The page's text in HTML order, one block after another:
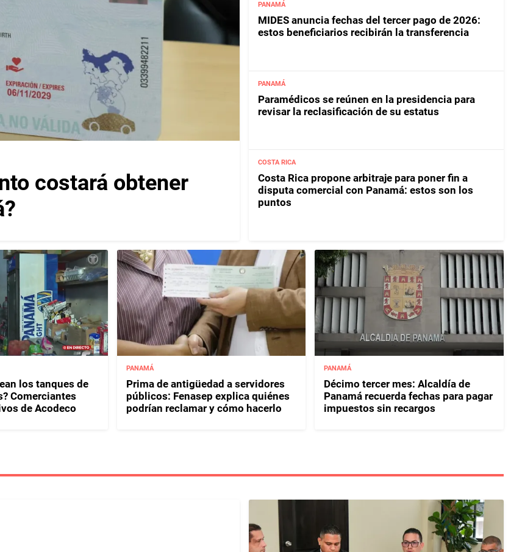
costará obtener
PANAMÁ
MIDES anuncia fechas del tercer pago de 2026:
estos beneficiarios recibirán la transferencia
PANAMÁ
Paramédicos se reúnen en la presidencia para
revisar la reclasificación de su estatus
COSTA RICA
Costa Rica propone arbitraje para poner fin a
disputa comercial con Panamá: estos son los
puntos
los tanques de
Comerciantes
de Acodeco
PANAMÁ
Prima de antigüedad a servidores
públicos: Fenasep explica quiénes
podrían reclamar y cómo hacerlo
PANAMÁ
Décimo tercer mes: Alcaldía de
Panamá recuerda fechas para pagar
impuestos sin recargos